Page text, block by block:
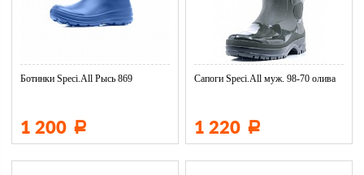
Ботинки Speci.All Рысь 869
1 200 Р
Сапоги Speci.All муж. 98-70 олива
1 220 Р